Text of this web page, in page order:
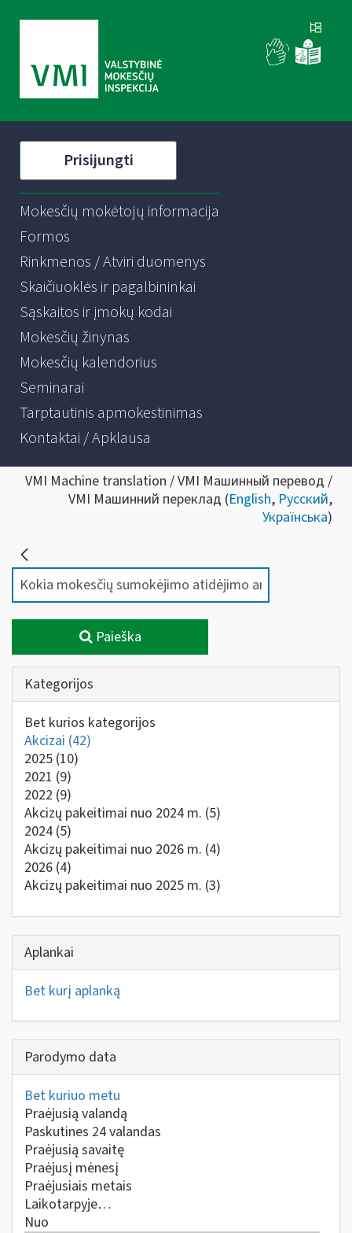
Prisijungti
Mokesčių mokėtojų informacija
Formos
Rinkmenos / Atviri duomenys
Skaičiuoklės ir pagalbininkai
Sąskaitos ir įmokų kodai
Mokesčių žinynas
Mokesčių kalendorius
Seminarai
Tarptautinis apmokestinimas
Kontaktai / Apklausa
VMI Machine translation / VMI Машинный перевод /
VMI Машинний переклад (English, Русский,
Українська)
Paieška
Kategorijos
Bet kurios kategorijos
Akcizai (42)
2025 (10)
2021 (9)
2022 (9)
Akcizų pakeitimai nuo 2024 m. (5)
2024 (5)
Akcizų pakeitimai nuo 2026 m. (4)
2026 (4)
Akcizų pakeitimai nuo 2025 m. (3)
Aplankai
Bet kurį aplanką
Parodymo data
Bet kuriuo metu
Praėjusią valandą
Paskutines 24 valandas
Praėjusią savaitę
Praėjusį mėnesį
Praėjusiais metais
Laikotarpyje…
Nuo